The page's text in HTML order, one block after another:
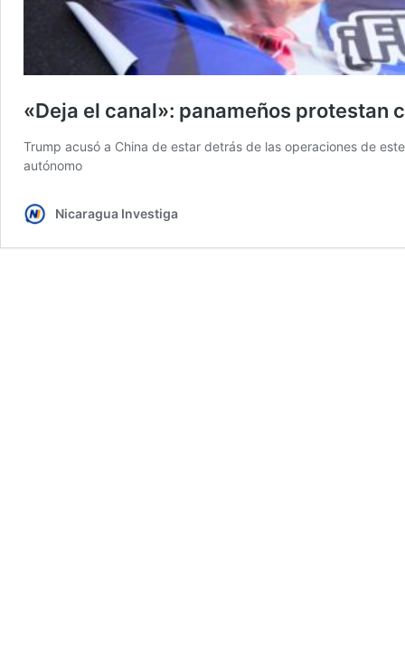
«Deja el canal»: panameños protestan
Trump acusó a China de estar detrás de las operaciones de
autónomo
Nicaragua Investiga